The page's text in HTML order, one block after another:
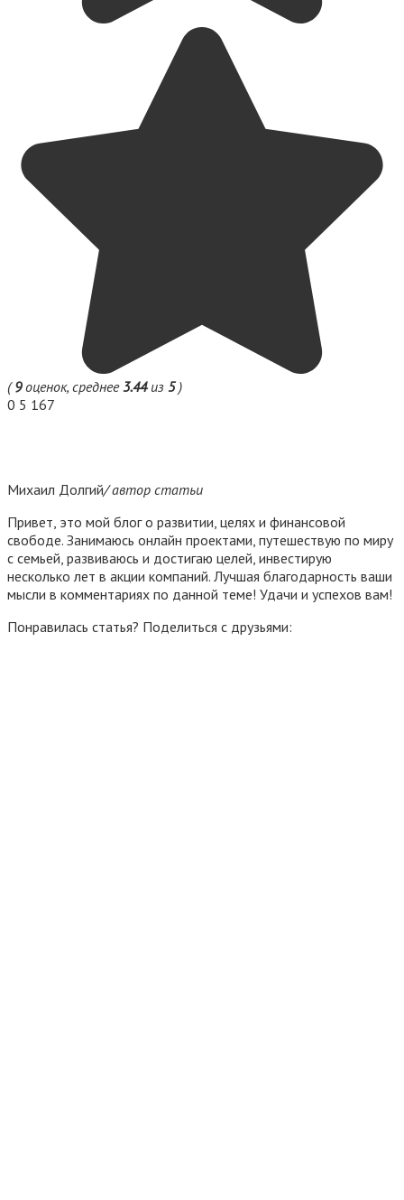
(9оценок, среднее 3.44из 5)
0 5 167
Михаил Долгий/ автор статьи
Привет, это мой блог о развитии, целях и финансовой
свободе. Занимаюсь онлайн проектами, путешествую по миру
с семьей, развиваюсь и достигаю целей, инвестирую
несколько лет в акции компаний. Лучшая благодарность ваши
мысли в комментариях по данной теме! Удачи и успехов вам!
Понравилась статья? Поделиться с друзьями: